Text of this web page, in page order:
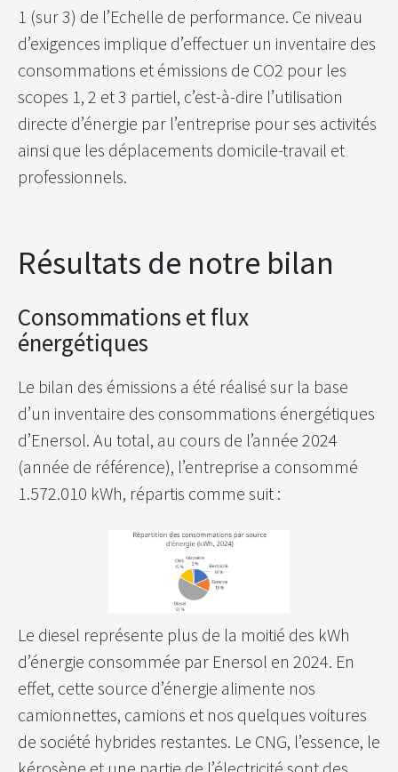
1 (sur 3) de l’Echelle de performance. Ce niveau
d’exigences implique d’effectuer un inventaire des
consommations et émissions de CO2 pour les
scopes 1, 2 et 3 partiel, c’est-à-dire l’utilisation
directe d’énergie par l’entreprise pour ses activités
ainsi que les déplacements domicile-travail et
professionnels.
Résultats de notre bilan
Consommations et flux
énergétiques
Le bilan des émissions a été réalisé sur la base
d’un inventaire des consommations énergétiques
d’Enersol. Au total, au cours de l’année 2024
(année de référence), l’entreprise a consommé
1.572.010 kWh, répartis comme suit :
Le diesel représente plus de la moitié des kWh
d’énergie consommée par Enersol en 2024. En
effet, cette source d’énergie alimente nos
camionnettes, camions et nos quelques voitures
de société hybrides restantes. Le CNG, l’essence, le